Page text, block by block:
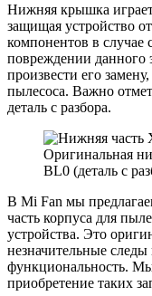
Нижняя крышка
защищая устройство
компонентов в случае
повреждении данного
произвести его
пылесоса. Важно
деталь с разбора.
Оригинальная
BL0 (деталь с
В Mi Fan мы
часть корпуса для
устройства. Это
незначительные
функциональность.
приобретение таких